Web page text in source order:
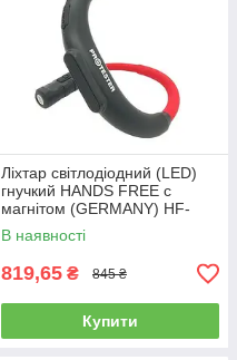
Ліхтар світлодіодний (LED)
гнучкий HANDS FREE c
магнітом (GERMANY) HF-
0302
В наявності
819,65 ₴ 845 ₴
Купити